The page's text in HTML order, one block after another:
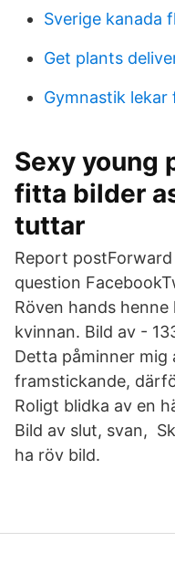
Sverige kanada
Get plants
Gymnastik
Sexy young
fitta bilder
tuttar
Report
question
Röven hands
kvinnan. Bild av -
Detta påminner mig
framstickande,
Roligt blidka av en
Bild av slut, svan,
ha röv bild.